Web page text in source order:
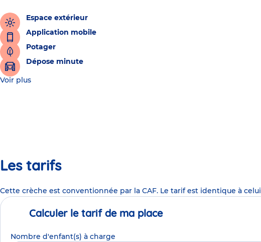
Espace extérieur
Application mobile
Potager
Dépose minute
Voir plus
Les tarifs
Cette crèche est conventionnée par la CAF. Le tarif est identique à
Calculer le tarif de ma place
Nombre d'enfant(s) à charge